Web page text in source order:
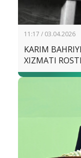
11:17 / 03.04.2026
KARIM
XIZMATI ROSTINI
ALAYKUM,
JASORATNI